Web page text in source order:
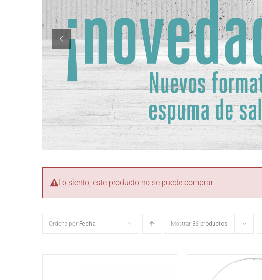
Lo siento, este producto no se puede comprar.
Ordena por Fecha Mostrar 36 productos